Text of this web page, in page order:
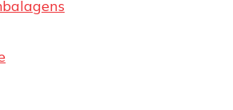
sobre embalagens para pizzas,
Tudo para seu comércio com a
nossos conteúdos!